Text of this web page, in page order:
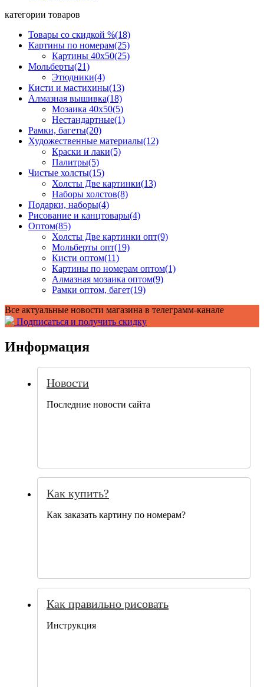
категории товаров
Товары со скидкой %(18)
Картины по номерам(25)
Картины 40x50(25)
Мольберты(21)
Этюдники(4)
Кисти и мастихины(13)
Алмазная вышивка(18)
Мозаика 40x50(5)
Нестандартные(1)
Рамки, багеты(20)
Художественные материалы(12)
Краски и лаки(5)
Палитры(5)
Чистые холсты(15)
Холсты Две картинки(13)
Наборы холстов(8)
Подарки, наборы(4)
Рисование и канцтовары(4)
Оптом(85)
Холсты Две картинки опт(9)
Мольберты опт(19)
Кисти оптом(11)
Картины по номерам оптом(1)
Алмазная мозаика оптом(9)
Рамки оптом, багет(19)
Все актуальные новости магазина в телеграмм-канале
Подписаться и получить скидку
Информация
Новости
Последние новости сайта
Как купить?
Как заказать картину по номерам?
Как правильно рисовать
Инструкция